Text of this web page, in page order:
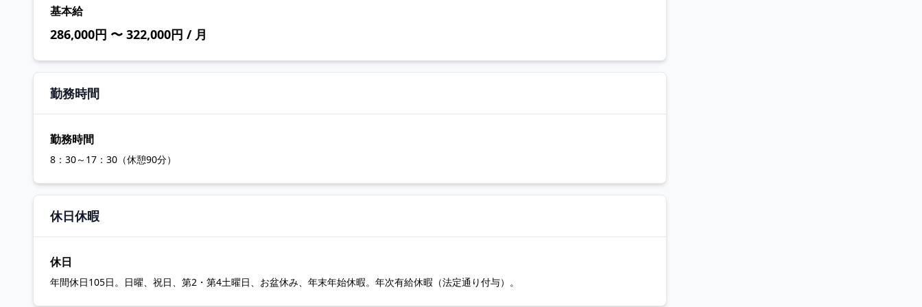
基本給
286,000円 〜 322,000円 / 月
勤務時間
勤務時間
8：30～17：30（休憩90分）
休日休暇
休日
年間休日105日。日曜、祝日、第2・第4土曜日、お盆休み、年末年始休暇。年次有給休暇（法定通り付与）。